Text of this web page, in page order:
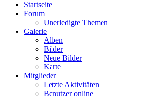
Startseite
Forum
Unerledigte Themen
Galerie
Alben
Bilder
Neue Bilder
Karte
Mitglieder
Letzte Aktivitäten
Benutzer online